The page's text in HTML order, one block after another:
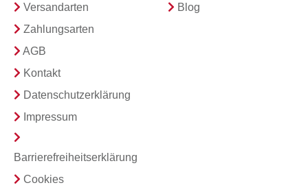
Versandarten
Zahlungsarten
AGB
Kontakt
Datenschutzerklärung
Impressum
Barrierefreiheitserklärung
Cookies
Blog